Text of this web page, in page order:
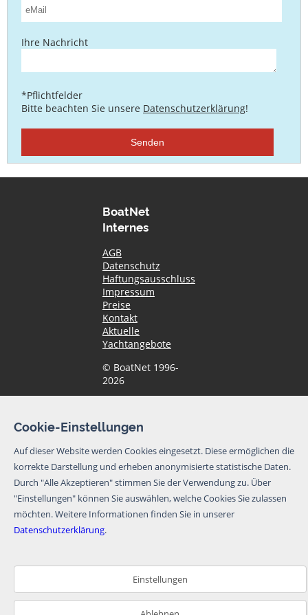
Ihre Nachricht
*Pflichtfelder
Bitte beachten Sie unsere Datenschutzerklärung!
Senden
BoatNet
Internes
AGB
Datenschutz
Haftungsausschluss
Impressum
Preise
Kontakt
Aktuelle
Yachtangebote
© BoatNet 1996-
2026
Newsletter von
BoatNet per eMail
erhalten. Von dem
Newsletter kann
per eMail oder
über den
Newsletter abbonieren
Cookie-Einstellungen
Auf dieser Website werden Cookies eingesetzt. Diese ermöglichen die
korrekte Darstellung und erheben anonymisierte statistische Daten.
Durch "Alle Akzeptieren" stimmen Sie der Verwendung zu. Über
"Einstellungen" können Sie auswählen, welche Cookies Sie zulassen
möchten.Weitere Informationen finden Sie in unserer
Datenschutzerklärung.
Einstellungen